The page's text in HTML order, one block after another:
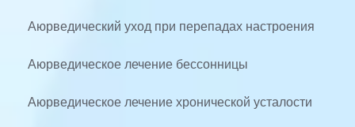
Аюрведический уход при перепадах настроения
Аюрведическое лечение бессонницы
Аюрведическое лечение хронической усталости